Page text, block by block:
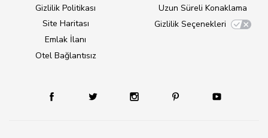
Gizlilik Politikası
Site Haritası
Emlak İlanı
Otel Bağlantısız
Uzun Süreli Konaklama
Gizlilik Seçenekleri